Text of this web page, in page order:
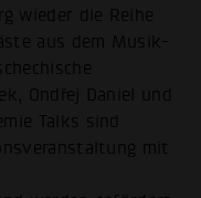
wieder die Reihe
aus dem Musik-
Ondřej Daniel und
Talks sind
mit